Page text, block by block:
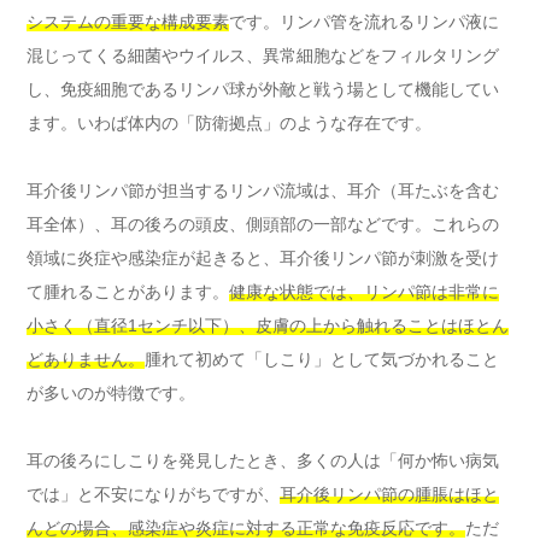
システムの重要な構成要素です。リンパ管を流れるリンパ液に
混じってくる細菌やウイルス、異常細胞などをフィルタリング
し、免疫細胞であるリンパ球が外敵と戦う場として機能してい
ます。いわば体内の「防衛拠点」のような存在です。
耳介後リンパ節が担当するリンパ流域は、耳介（耳たぶを含む
耳全体）、耳の後ろの頭皮、側頭部の一部などです。これらの
領域に炎症や感染症が起きると、耳介後リンパ節が刺激を受け
て腫れることがあります。 健康な状態では、リンパ節は非常に
小さく（直径1センチ以下）、皮膚の上から触れることはほとん
どありません。腫れて初めて「しこり」として気づかれること
が多いのが特徴です。
耳の後ろにしこりを発見したとき、多くの人は「何か怖い病気
では」と不安になりがちですが、 耳介後リンパ節の腫脹はほと
んどの場合、感染症や炎症に対する正常な免疫反応です。ただ